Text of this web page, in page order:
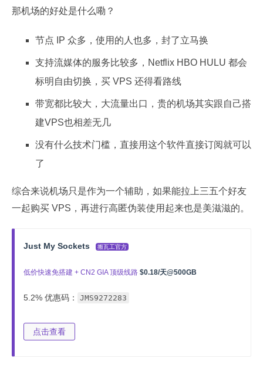
那机场的好处是什么嘞？
节点 IP 众多，使用的人也多，封了立马换
支持流媒体的服务比较多，Netflix HBO HULU 都会
标明自由切换，买 VPS 还得看路线
带宽都比较大，大流量出口，贵的机场其实跟自己搭
建VPS也相差无几
没有什么技术门槛，直接用这个软件直接订阅就可以
了
综合来说机场只是作为一个辅助，如果能拉上三五个好友
一起购买 VPS，再进行高匿伪装使用起来也是美滋滋的。
Just My Sockets 搬瓦工官方
低价快速免搭建 + CN2 GIA 顶级线路 $0.18/天@500GB
5.2% 优惠码： JMS9272283
点击查看